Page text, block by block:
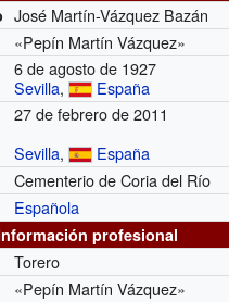
José Martín-Vázquez Bazán
«Pepín Martín Vázquez»
6 de agosto de 1927
Sevilla, España
27 de febrero de 2011
Sevilla, España
Cementerio de Coria del Río
Española
profesional
Torero
«Pepín Martín Vázquez»